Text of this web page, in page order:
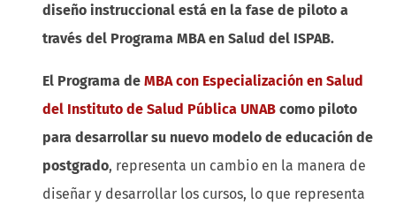
diseño instruccional está en la fase de piloto a
través del Programa MBA en Salud del ISPAB.
El Programa de MBA con Especialización en Salud
del Instituto de Salud Pública UNAB como piloto
para desarrollar su nuevo modelo de educación de
postgrado, representa un cambio en la manera de
diseñar y desarrollar los cursos, lo que representa